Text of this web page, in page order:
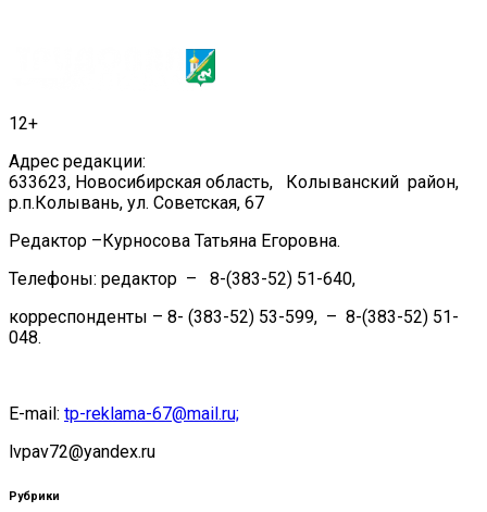
12+
Адрес редакции:
633623, Новосибирская область, Колыванский район,
р.п.Колывань, ул. Советская, 67
Редактор –Курносова Татьяна Егоровна.
Телефоны: редактор – 8-(383-52) 51-640,
корреспонденты – 8- (383-52) 53-599, – 8-(383-52) 51-
048.
E-mail: tp-reklama-67@mail.ru;
lvpav72@yandex.ru
Рубрики